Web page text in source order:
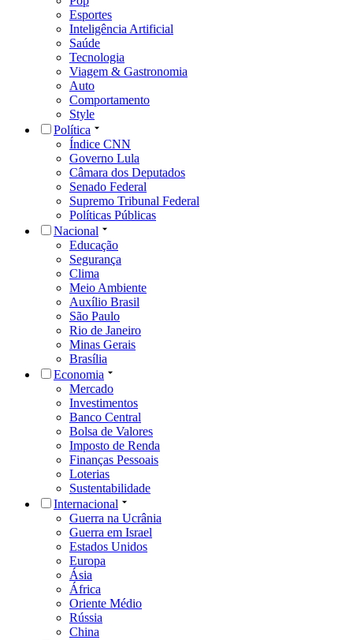
Esportes
Inteligência Artificial
Saúde
Tecnologia
Viagem & Gastronomia
Auto
Comportamento
Style
Política
Índice CNN
Governo Lula
Câmara dos Deputados
Senado Federal
Supremo Tribunal Federal
Políticas Públicas
Nacional
Educação
Segurança
Clima
Meio Ambiente
Auxílio Brasil
São Paulo
Rio de Janeiro
Minas Gerais
Brasília
Economia
Mercado
Investimentos
Banco Central
Bolsa de Valores
Imposto de Renda
Finanças Pessoais
Loterias
Sustentabilidade
Internacional
Guerra na Ucrânia
Guerra em Israel
Estados Unidos
Europa
Ásia
África
Oriente Médio
Rússia
China